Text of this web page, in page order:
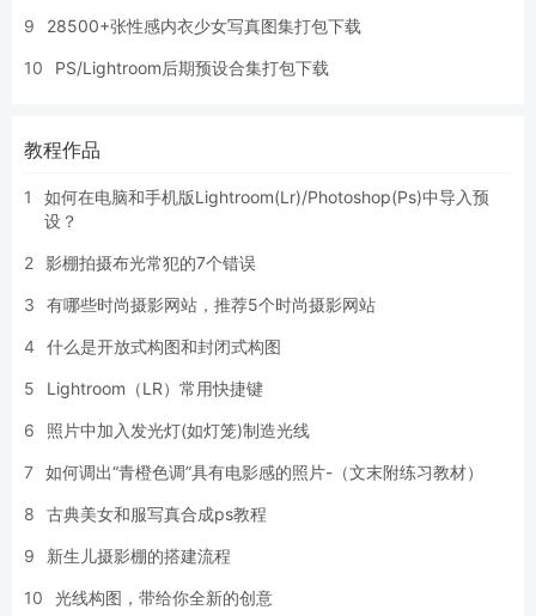
9 28500+张性感内衣少女写真图集打包下载
10 PS/Lightroom后期预设合集打包下载
教程作品
1
如何在电脑和手机版Lightroom(Lr)/Photoshop(Ps)中导入预
设？
2 影棚拍摄布光常犯的7个错误
3 有哪些时尚摄影网站，推荐5个时尚摄影网站
4 什么是开放式构图和封闭式构图
5 Lightroom（LR）常用快捷键
6 照片中加入发光灯(如灯笼)制造光线
7 如何调出“青橙色调”具有电影感的照片-（文末附练习教材）
8 古典美女和服写真合成ps教程
9 新生儿摄影棚的搭建流程
10 光线构图，带给你全新的创意